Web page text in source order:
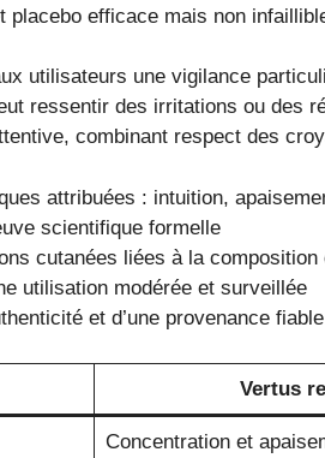
placebo efficace mais non
utilisateurs une vigilance
ressentir des irritations ou des
combinant respect des
attribuées : intuition,
scientifique formelle
cutanées liées à la composition
utilisation modérée et surveillée
et d’une provenance fiable
Vertus
Concentration et